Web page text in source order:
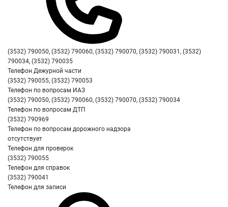
(3532) 790050, (3532) 790060, (3532) 790070, (3532) 790031, (3532)
790034, (3532) 790035
Телефон Дежурной части
(3532) 790055, (3532) 790053
Телефон по вопросам ИАЗ
(3532) 790050, (3532) 790060, (3532) 790070, (3532) 790034
Телефон по вопросам ДТП
(3532) 790969
Телефон по вопросам дорожного надзора
отсутствует
Телефон для проверок
(3532) 790055
Телефон для справок
(3532) 790041
Телефон для записи